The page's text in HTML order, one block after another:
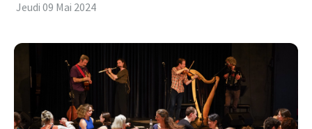
Jeudi 09 Mai 2024